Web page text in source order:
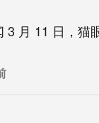
3 月 11 日，猫